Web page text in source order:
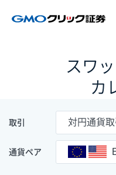
スワ
カ
取引 対円通貨取
通貨ペア